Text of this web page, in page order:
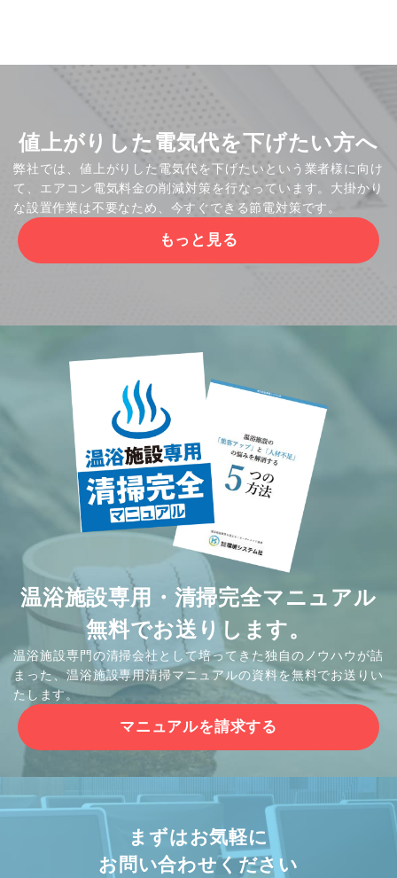
ー
り
値上がりした電気代を下げたい方へ
弊社では、値上がりした電気代を下げたいという業者様に向け
て、エアコン電気料金の削減対策を行なっています。大掛かり
な設置作業は不要なため、今すぐできる節電対策です。
もっと見る
温浴施設専用・清掃完全マニュアル
無料でお送りします。
温浴施設専門の清掃会社として培ってきた独自のノウハウが詰
まった、温浴施設専用清掃マニュアルの資料を無料でお送りい
たします。
マニュアルを請求する
まずはお気軽に
お問い合わせください